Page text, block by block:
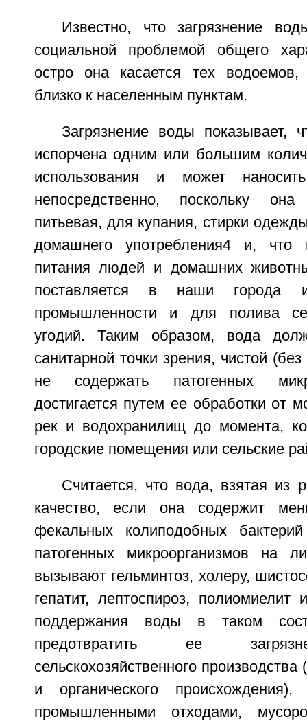
Известно, что загрязнение
социальной проблемой общего
остро она касается тех водоемов,
близко к населенным пунктам.
Загрязнение воды показывает,
испорчена одним или большим
использования и может
непосредственно, поскольку
питьевая, для купания, стирки
домашнего употребления4 и, что
питания людей и домашних
поставляется в наши города
промышленности и для полива
угодий. Таким образом, вода
санитарной точки зрения, чистой
не содержать патогенных
достигается путем ее обработки от
рек и водохранилищ до момента,
городские помещения или сельские
Считается, что вода, взятая из
качество, если она содержит
фекальных колиподобных
патогенных микроорганизмов на
вызывают гельминтоз, холеру,
гепатит, лептоспироз,
поддержания воды в таком
предотвратить ее
сельскохозяйственного производства
и органического
промышленными отходами,